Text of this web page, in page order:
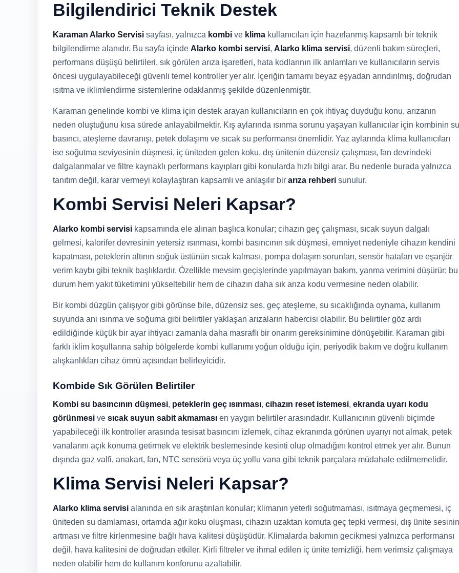
Bilgilendirici Teknik Destek
Karaman Alarko Servisi sayfası, yalnızca kombi ve klima kullanıcıları için hazırlanmış kapsamlı bir teknik
bilgilendirme alanıdır. Bu sayfa içinde Alarko kombi servisi, Alarko klima servisi, düzenli bakım süreçleri,
performans düşüşü belirtileri, sık görülen arıza işaretleri, hata kodlarının ilk anlamları ve kullanıcıların servis
öncesi uygulayabileceği güvenli temel kontroller yer alır. İçeriğin tamamı beyaz eşyadan arındırılmış, doğrudan
ısıtma ve iklimlendirme sistemlerine odaklanmış şekilde düzenlenmiştir.
Karaman genelinde kombi ve klima için destek arayan kullanıcıların en çok ihtiyaç duyduğu konu, arızanın
neden oluştuğunu kısa sürede anlayabilmektir. Kış aylarında ısınma sorunu yaşayan kullanıcılar için kombinin su
basıncı, ateşleme davranışı, petek dolaşımı ve sıcak su performansı önemlidir. Yaz aylarında klima kullanıcıları
ise soğutma seviyesinin düşmesi, iç üniteden gelen koku, dış ünitenin düzensiz çalışması, fan devrindeki
dalgalanmalar ve filtre kaynaklı performans kayıpları gibi konularda hızlı bilgi arar. Bu nedenle burada yalnızca
tanıtım değil, karar vermeyi kolaylaştıran kapsamlı ve anlaşılır bir arıza rehberi sunulur.
Kombi Servisi Neleri Kapsar?
Alarko kombi servisi kapsamında ele alınan başlıca konular; cihazın geç çalışması, sıcak suyun dalgalı
gelmesi, kalorifer devresinin yetersiz ısınması, kombi basıncının sık düşmesi, emniyet nedeniyle cihazın kendini
kapatması, peteklerin altının soğuk üstünün sıcak kalması, pompa dolaşım sorunları, sensör hataları ve eşanjör
verim kaybı gibi teknik başlıklardır. Özellikle mevsim geçişlerinde yapılmayan bakım, yanma verimini düşürür; bu
durum hem yakıt tüketimini yükseltebilir hem de cihazın daha sık arıza kodu vermesine neden olabilir.
Bir kombi düzgün çalışıyor gibi görünse bile, düzensiz ses, geç ateşleme, su sıcaklığında oynama, kullanım
suyunda ani ısınma ve soğuma gibi belirtiler yaklaşan arızaların habercisi olabilir. Bu belirtiler göz ardı
edildiğinde küçük bir ayar ihtiyacı zamanla daha masraflı bir onarım gereksinimine dönüşebilir. Karaman gibi
farklı iklim koşullarına sahip bölgelerde kombi kullanımı yoğun olduğu için, periyodik bakım ve doğru kullanım
alışkanlıkları cihaz ömrü açısından belirleyicidir.
Kombide Sık Görülen Belirtiler
Kombi su basıncının düşmesi, peteklerin geç ısınması, cihazın reset istemesi, ekranda uyarı kodu
görünmesi ve sıcak suyun sabit akmaması en yaygın belirtiler arasındadır. Kullanıcının güvenli biçimde
yapabileceği ilk kontroller arasında tesisat basıncını izlemek, cihaz ekranında görünen uyarıyı not almak, petek
vanalarını açık konuma getirmek ve elektrik beslemesinde kesinti olup olmadığını kontrol etmek yer alır. Bunun
dışında gaz valfi, anakart, fan, NTC sensörü veya üç yollu vana gibi teknik parçalara müdahale edilmemelidir.
Klima Servisi Neleri Kapsar?
Alarko klima servisi alanında en sık araştırılan konular; klimanın yeterli soğutmaması, ısıtmaya geçmemesi, iç
üniteden su damlaması, ortamda ağır koku oluşması, cihazın uzaktan komuta geç tepki vermesi, dış ünite sesinin
artması ve filtre kirlenmesine bağlı hava kalitesi düşüşüdür. Klimalarda bakımın gecikmesi yalnızca performansı
değil, hava kalitesini de doğrudan etkiler. Kirli filtreler ve ihmal edilen iç ünite temizliği, hem verimsiz çalışmaya
neden olabilir hem de kullanım konforunu azaltabilir.